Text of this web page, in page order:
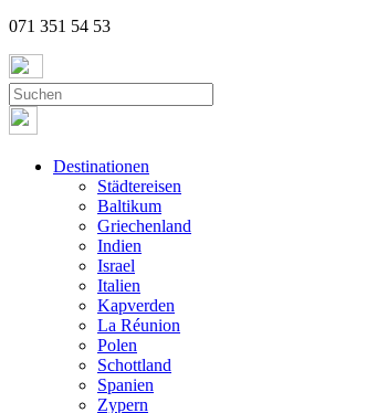
071 351 54 53
Destinationen
Städtereisen
Baltikum
Griechenland
Indien
Israel
Italien
Kapverden
La Réunion
Polen
Schottland
Spanien
Zypern